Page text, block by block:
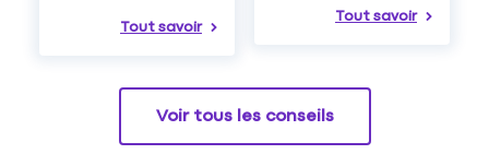
Tout savoir
Tout savoir
Voir tous les conseils